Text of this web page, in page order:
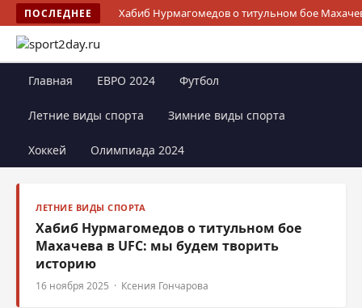
ПОСЛЕДНЕЕ Хабиб Нурмагомедов о титульном бое
Главная ЕВРО 2024 Футбол
Летние виды спорта Зимние виды спорта
Хоккей Олимпиада 2024
ЛЕТНИЕ ВИДЫ СПОРТА
Хабиб Нурмагомедов о титульном бое
Махачева в UFC: мы будем творить
историю
16 ноября 2025 · Ксения Гончарова